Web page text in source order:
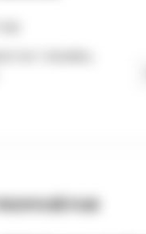
PROPOSÉ PAR